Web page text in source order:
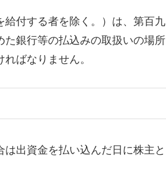
付する者を除く。）は、第百九
銀行等の払込みの取扱いの場所
ばなりません。
出資金を払い込んだ日に株主と